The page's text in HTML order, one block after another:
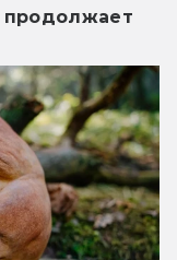
продолжает